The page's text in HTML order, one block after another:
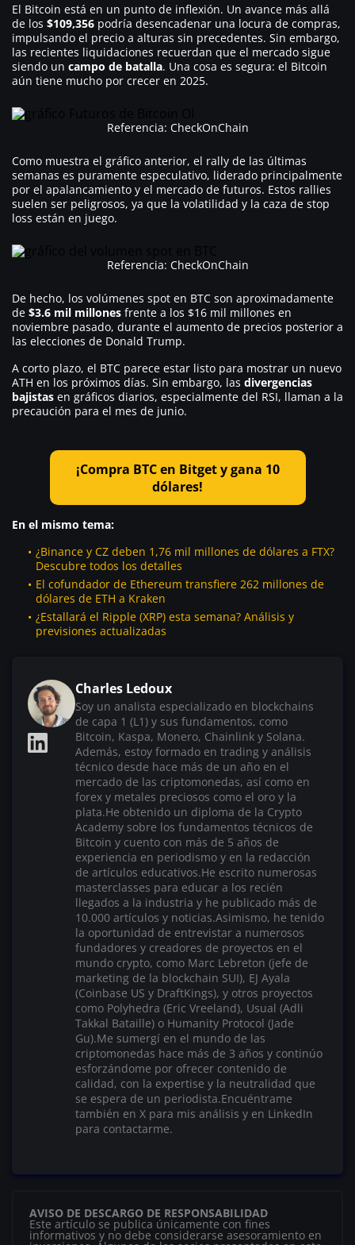
El Bitcoin está en un punto de inflexión. Un avance más allá
de los $109,356 podría desencadenar una locura de compras,
impulsando el precio a alturas sin precedentes. Sin embargo,
las recientes liquidaciones recuerdan que el mercado sigue
siendo un campo de batalla. Una cosa es segura: el Bitcoin
aún tiene mucho por crecer en 2025.
Referencia: CheckOnChain
Como muestra el gráfico anterior, el rally de las últimas
semanas es puramente especulativo, liderado principalmente
por el apalancamiento y el mercado de futuros. Estos rallies
suelen ser peligrosos, ya que la volatilidad y la caza de stop
loss están en juego.
Referencia: CheckOnChain
De hecho, los volúmenes spot en BTC son aproximadamente
de $3.6 mil millones frente a los $16 mil millones en
noviembre pasado, durante el aumento de precios posterior a
las elecciones de Donald Trump.
A corto plazo, el BTC parece estar listo para mostrar un nuevo
ATH en los próximos días. Sin embargo, las divergencias
bajistas en gráficos diarios, especialmente del RSI, llaman a la
precaución para el mes de junio.
¡Compra BTC en Bitget y gana 10
dólares!
En el mismo tema:
¿Binance y CZ deben 1,76 mil millones de dólares a FTX?
Descubre todos los detalles
El cofundador de Ethereum transfiere 262 millones de
dólares de ETH a Kraken
¿Estallará el Ripple (XRP) esta semana? Análisis y
previsiones actualizadas
Charles Ledoux
Soy un analista especializado en blockchains
de capa 1 (L1) y sus fundamentos, como
Bitcoin, Kaspa, Monero, Chainlink y Solana.
Además, estoy formado en trading y análisis
técnico desde hace más de un año en el
mercado de las criptomonedas, así como en
forex y metales preciosos como el oro y la
plata.He obtenido un diploma de la Crypto
Academy sobre los fundamentos técnicos de
Bitcoin y cuento con más de 5 años de
experiencia en periodismo y en la redacción
de artículos educativos.He escrito numerosas
masterclasses para educar a los recién
llegados a la industria y he publicado más de
10.000 artículos y noticias.Asimismo, he tenido
la oportunidad de entrevistar a numerosos
fundadores y creadores de proyectos en el
mundo crypto, como Marc Lebreton (jefe de
marketing de la blockchain SUI), EJ Ayala
(Coinbase US y DraftKings), y otros proyectos
como Polyhedra (Eric Vreeland), Usual (Adli
Takkal Bataille) o Humanity Protocol (Jade
Gu).Me sumergí en el mundo de las
criptomonedas hace más de 3 años y continúo
esforzándome por ofrecer contenido de
calidad, con la expertise y la neutralidad que
se espera de un periodista.Encuéntrame
también en X para mis análisis y en LinkedIn
para contactarme.
AVISO DE DESCARGO DE RESPONSABILIDAD
Este artículo se publica únicamente con fines
informativos y no debe considerarse asesoramiento en